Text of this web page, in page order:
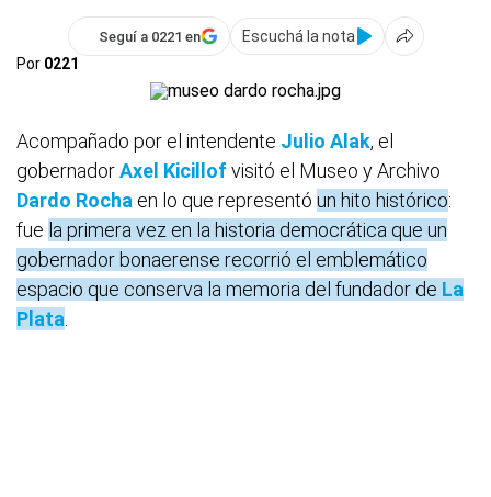
Seguí a 0221 en
Escuchá la nota
Por 0221
Acompañado por el intendente Julio Alak, el
gobernadorAxel Kicillof visitó el Museo y Archivo
Dardo Rocha en lo que representó un hito histórico:
fue la primera vez en la historia democrática que un
gobernador bonaerense recorrió el emblemático
espacio que conserva la memoria del fundador de La
Plata